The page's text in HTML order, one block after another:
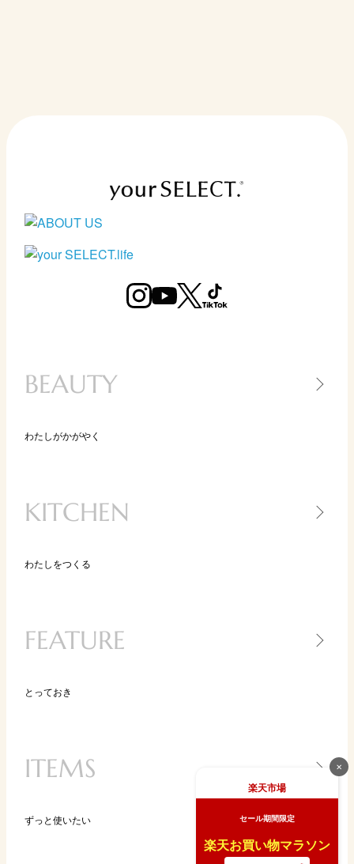
BEAUTY
わたしがかがやく
コスメ
ヘアケア
KITCHEN
わたしをつくる
食品
FEATURE
とっておき
ニッポン、地方のいいモノ
ITEMS
ずっと使いたい
✕
楽天市場
セール期間限定
楽天お買い物マラソン